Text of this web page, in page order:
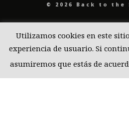
© 2026 Back to the
Utilizamos cookies en este
experiencia de usuario. Si
asumiremos que estás de